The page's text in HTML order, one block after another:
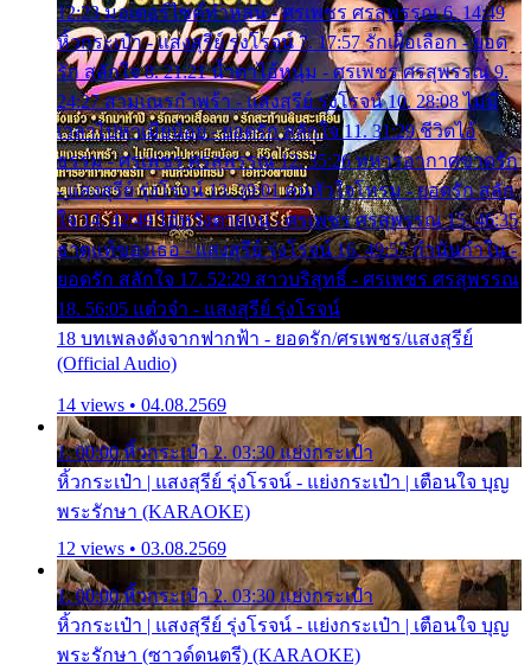
12:23 มอเตอร์ไซค์ทำหล่น - ศรเพชร ศรสุพรรณ 6. 14:49
หิ้วกระเป๋า - แสงสุรีย์ รุ่งโรจน์ 7. 17:57 รักเผื่อเลือก - ยอด
รัก สลักใจ 8. 21:21 น้ำตาไอ้หนุ่ม - ศรเพชร ศรสุพรรณ 9.
24:27 สามเณรกำพร้า - แสงสุรีย์ รุ่งโรจน์ 10. 28:08 ไม่มี
เวลาไปหาเมียน้อย - ยอดรัก สลักใจ 11. 31:29 ชีวิตไอ้
ธรรม - ศรเพชร ศรสุพรรณ 12. 35:26 ทหารอากาศขาดรัก
- แสงสุรีย์ รุ่งโรจน์ 13. 39:01 คนหัวใจโทรม - ยอดรัก สลัก
ใจ 14. 42:49 ไอ้หวังตายแน่ - ศรเพชร ศรสุพรรณ 15. 46:35
ธาตุแท้ของเธอ - แสงสุรีย์ รุ่งโรจน์ 16. 49:57 กำนันกำใน -
ยอดรัก สลักใจ 17. 52:29 สาวบริสุทธิ์ - ศรเพชร ศรสุพรรณ
18. 56:05 แต๋วจ๋า - แสงสุรีย์ รุ่งโรจน์
18 บทเพลงดังจากฟากฟ้า - ยอดรัก/ศรเพชร/แสงสุรีย์
(Official Audio)
14 views • 04.08.2569
1. 00:00 หิ้วกระเป๋า 2. 03:30 แย่งกระเป๋า
หิ้วกระเป๋า | แสงสุรีย์ รุ่งโรจน์ - แย่งกระเป๋า | เตือนใจ บุญ
พระรักษา (KARAOKE)
12 views • 03.08.2569
1. 00:00 หิ้วกระเป๋า 2. 03:30 แย่งกระเป๋า
หิ้วกระเป๋า | แสงสุรีย์ รุ่งโรจน์ - แย่งกระเป๋า | เตือนใจ บุญ
พระรักษา (ซาวด์ดนตรี) (KARAOKE)